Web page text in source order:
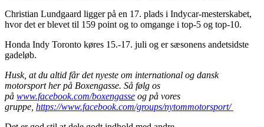
Christian Lundgaard ligger på en 17. plads i Indycar-mesterskabet,
hvor det er blevet til 159 point og to omgange i top-5 og top-10.
Honda Indy Toronto køres 15.-17. juli og er sæsonens andetsidste
gadeløb.
Husk, at du altid får det nyeste om international og dansk
motorsport her på Boxengasse. Så følg os
på www.facebook.com/boxengasse og på vores
gruppe, https://www.facebook.com/groups/nytommotorsport/